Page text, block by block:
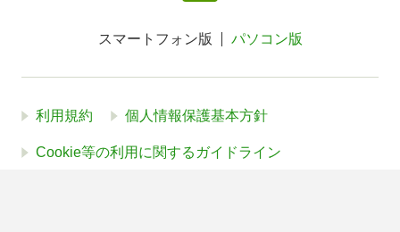
スマートフォン版 パソコン版
利用規約 個人情報保護基本方針
Cookie等の利用に関するガイドライン